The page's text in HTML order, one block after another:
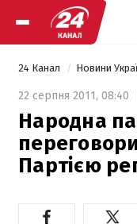
24 Канал Новини
22 серпня 2011, 08:40
Народна
Партією